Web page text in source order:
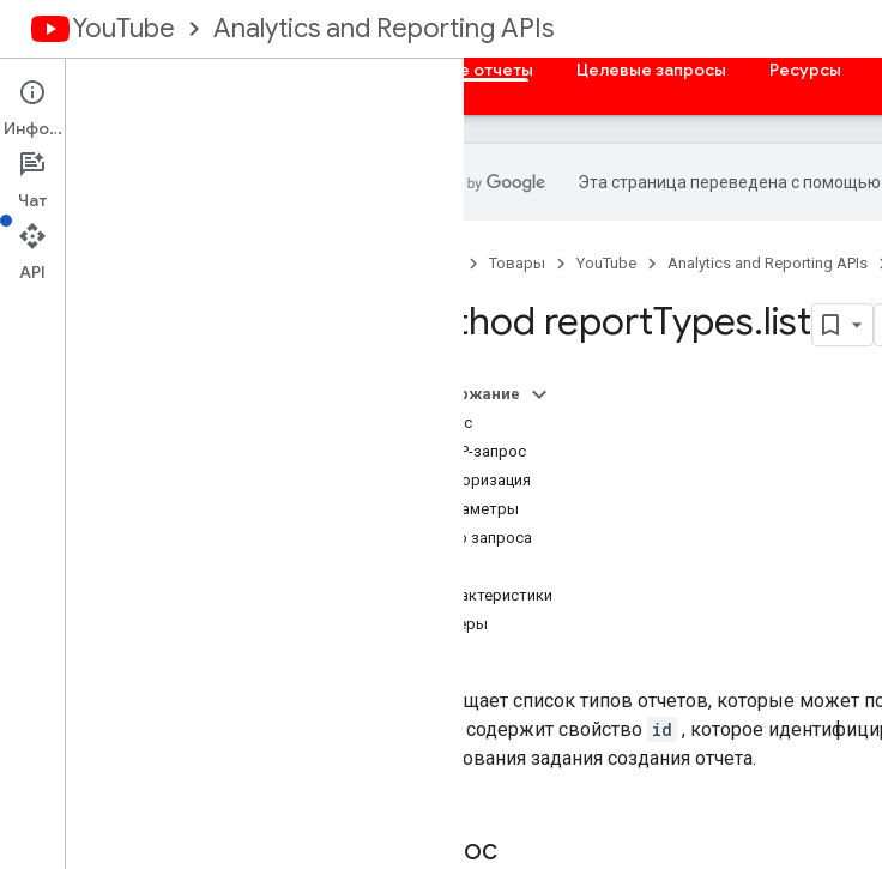
YouTube Analytics and Reporting APIs
Массовые отчеты Целевые запросы Ресурсы
API отчетов You
Доступные отчеты
Эта страница переведена с помощью
Товары YouTube Analytics and Reporting APIs
Method reportTypes.list
Содержание
Запрос
HTTP-запрос
Авторизация
Параметры
Тело запроса
Характеристики
Примеры
Возвращает список типов отчетов, которые может
списке содержит свойство id , которое
планирования задания создания отчета.
Запрос
Информация
Чат
API